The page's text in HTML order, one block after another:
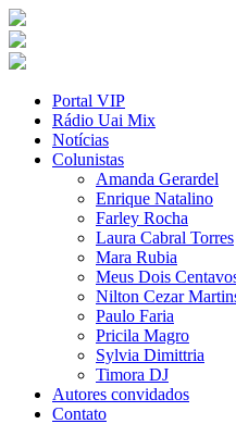
Portal VIP
Rádio Uai Mix
Notícias
Colunistas
Amanda Gerardel
Enrique Natalino
Farley Rocha
Laura Cabral Torres
Mara Rubia
Meus Dois
Nilton Cezar
Paulo Faria
Pricila Magro
Sylvia Dimittria
Timora DJ
Autores convidados
Contato